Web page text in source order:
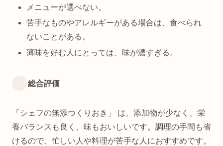
メニューが選べない。
苦手なものやアレルギーがある場合は、食べられ
ないことがある。
薄味を好む人にとっては、味が濃すぎる。
総合評価
「シェフの無添つくりおき」 は、添加物が少なく、栄
養バランスも良く、味もおいしいです。調理の手間も省
けるので、忙しい人や料理が苦手な人におすすめです。